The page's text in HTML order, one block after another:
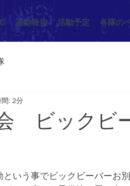
活動報告 活動予定 各隊の
ビックビ
: 2分
いう事でビックビーバーお別